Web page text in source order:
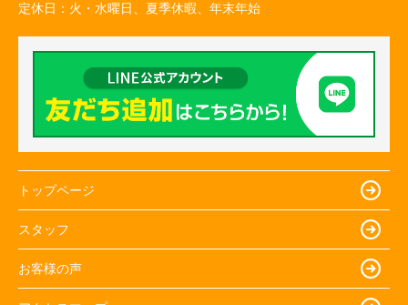
定休日： 火・水曜日、夏季休暇、年末年始
トップページ
スタッフ
お客様の声